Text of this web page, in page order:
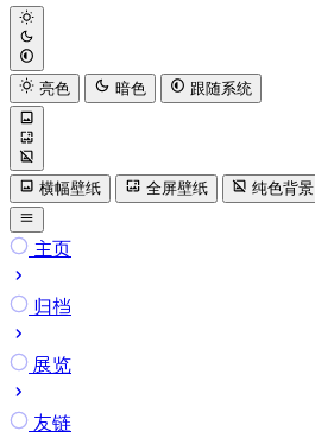
亮色 暗色 跟随系统
横幅壁纸 全屏壁纸 纯色背景
主页
归档
展览
友链